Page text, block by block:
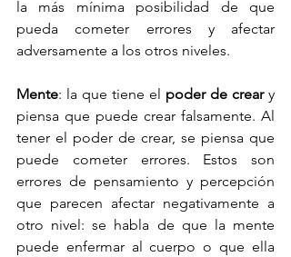
la más mínima posibilidad de que
pueda cometer errores y afectar
adversamente a los otros niveles.
Mente: la que tiene el poder de crear y
piensa que puede crear falsamente. Al
tener el poder de crear, se piensa que
puede cometer errores. Estos son
errores de pensamiento y percepción
que parecen afectar negativamente a
otro nivel: se habla de que la mente
puede enfermar al cuerpo o que ella